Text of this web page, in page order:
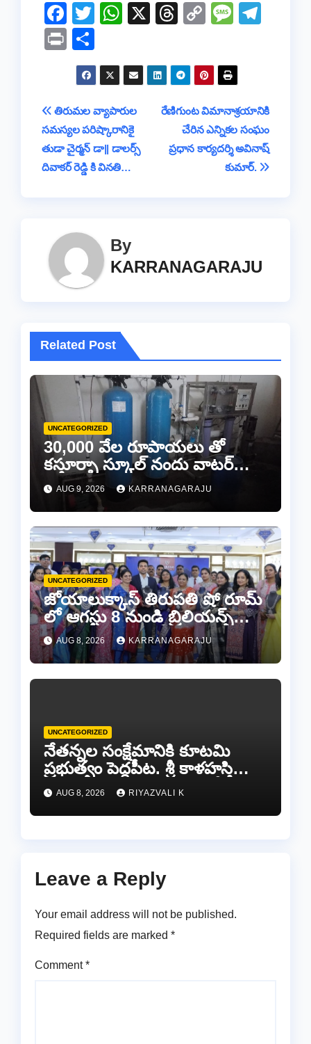
F
a
c
e
b
o
o
k
T
tt
er
W
at
s
A
p
p
X
T
e
a
d
s
C
p
y
Li
n
k
M
ss
a
g
e
a
m
Pr
in h
ar
e
Post
navigation
​రేణిగుంట విమానాశ్రయానికి
చేరిన ఎన్నికల సంఘం
ప్రధాన కార్యదర్శి అవినాష్
కుమార్.
తిరుమల వ్యాపారుల
సమస్యల పరిష్కారానికై
తుడా చైర్మన్ డా|| డాలర్స్
దివాకర్ రెడ్డి కి వినతి…
By
KARRANAGARAJU
Related Post
UNCATEGORIZED
30,000 వేల రూపాయలు తో
కస్తూర్బా స్కూల్ నందు వాటర్
ప్లాంట్ మరమ్మతులకి “చెక్”..
AUG 9, 2026 KARRANAGARAJU
UNCATEGORIZED
జోయాలుక్కాస్ తిరుపతి షో రూమ్
లో ఆగస్టు 8 నుండి బ్రిలియన్స్
డైమండ్ జ్యాయలరీ షో..
AUG 8, 2026 KARRANAGARAJU
UNCATEGORIZED
నేతన్నల సంక్షేమానికి కూటమి
ప్రభుత్వం పెద్దపీట. శ్రీ కాళహస్తి
ఎమ్మెల్యే బొజ్జల వెంకట సుధీర్ రెడ్డి.
AUG 8, 2026 RIYAZVALI K
Leave a Reply
Your email address will not be published.
Required fields are marked *
Comment*